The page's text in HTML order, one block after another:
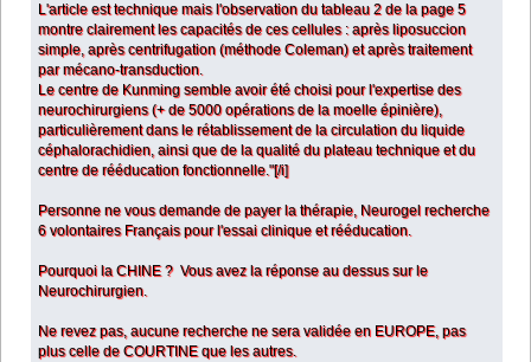
L'article est technique mais l'observation du tableau 2 de la page 5
montre clairement les capacités de ces cellules : après liposuccion
simple, après centrifugation (méthode Coleman) et après traitement
par mécano-transduction.
Le centre de Kunming semble avoir été choisi pour l'expertise des
neurochirurgiens (+ de 5000 opérations de la moelle épinière),
particulièrement dans le rétablissement de la circulation du liquide
céphalorachidien, ainsi que de la qualité du plateau technique et du
centre de rééducation fonctionnelle."[/i]
Personne ne vous demande de payer la thérapie, Neurogel recherche
6 volontaires Français pour l'essai clinique et rééducation.
Pourquoi la CHINE ? Vous avez la réponse au dessus sur le
Neurochirurgien.
Ne revez pas, aucune recherche ne sera validée en EUROPE, pas
plus celle de COURTINE que les autres.